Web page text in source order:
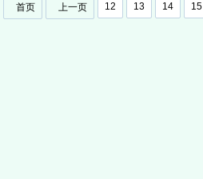
首页 上一页 12 13 14 15